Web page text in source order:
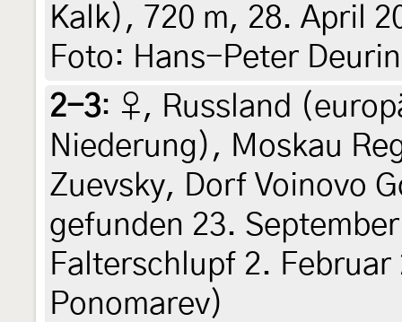
Kalk), 720 m, 28. April
Foto: Hans-Peter
2-3: ♀, Russland
Niederung), Moskau
Zuevsky, Dorf Voinovo
gefunden 23.
Falterschlupf 2.
Ponomarev)